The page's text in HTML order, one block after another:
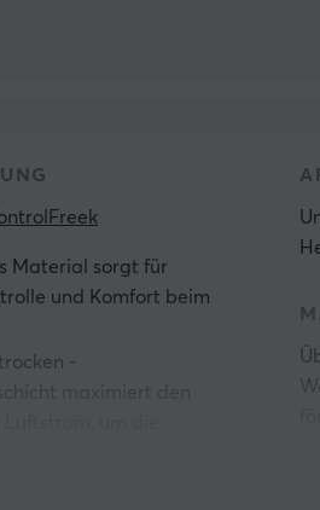
Material sorgt für
und Komfort beim
-